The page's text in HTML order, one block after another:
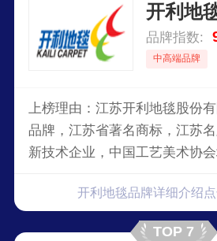
开利地
品牌指数:
中高端品牌
上榜理由：江苏开利地毯股份
品牌，江苏省著名商标，江苏
新技术企业，中国工艺美术协
最具实力、最具规模的专业地
开利地毯品牌详细介绍
TOP 7